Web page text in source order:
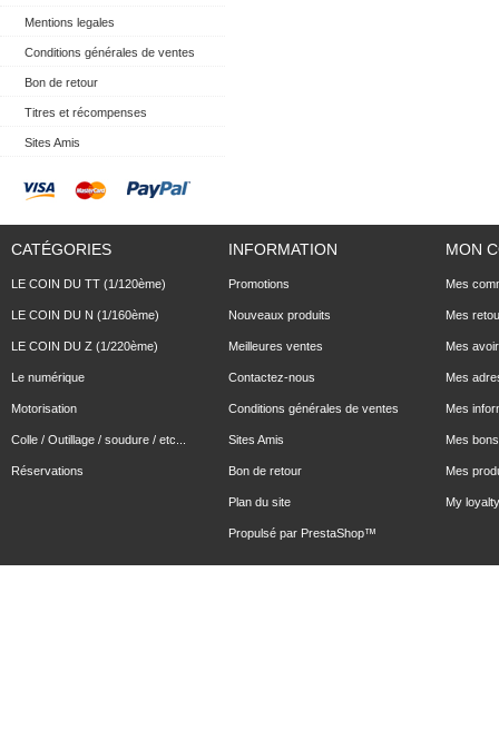
Mentions legales
Conditions générales de ventes
Bon de retour
Titres et récompenses
Sites Amis
CATÉGORIES
LE COIN DU TT (1/120ème)
LE COIN DU N (1/160ème)
LE COIN DU Z (1/220ème)
Le numérique
Motorisation
Colle / Outillage / soudure / etc...
Réservations
INFORMATION
Promotions
Nouveaux produits
Meilleures ventes
Contactez-nous
Conditions générales de ventes
Sites Amis
Bon de retour
Plan du site
Propulsé par PrestaShop™
MON
Mes
Mes
Mes
Mes
Mes
Mes
Mes
My